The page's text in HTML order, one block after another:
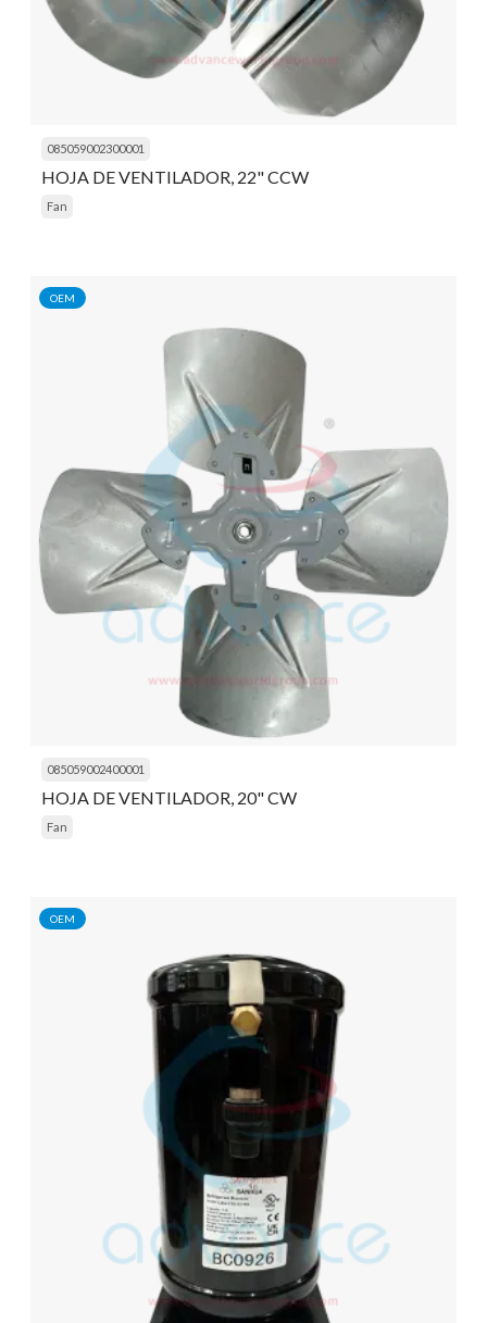
085059002300001
HOJA DE VENTILADOR, 22" CCW
Fan
OEM
085059002400001
HOJA DE VENTILADOR, 20" CW
Fan
OEM